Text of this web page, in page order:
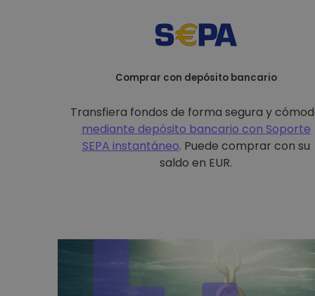
Comprar con depósito bancario
Transfiera fondos de forma segura y
mediante depósito bancario con Soporte
SEPA instantáneo. Puede comprar con su
saldo en EUR.